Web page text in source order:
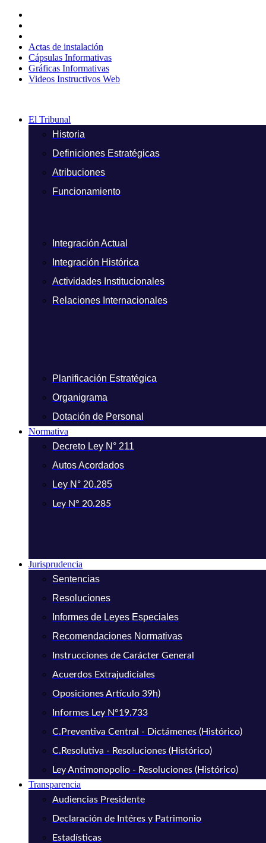
contenido
Actas de instalación
Cápsulas Informativas
Gráficas Informativas
Videos Instructivos Web
El Tribunal
Historia
Definiciones Estratégicas
Atribuciones
Funcionamiento
Integración Actual
Integración Histórica
Actividades Institucionales
Relaciones Internacionales
Planificación Estratégica
Organigrama
Dotación de Personal
Normativa
Decreto Ley N° 211
Autos Acordados
Ley N° 20.285
Ley N° 20.285
Jurisprudencia
Sentencias
Resoluciones
Informes de Leyes Especiales
Recomendaciones Normativas
Instrucciones de Carácter General
Acuerdos Extrajudiciales
Oposiciones Artículo 39h)
Informes Ley N°19.733
C.Preventiva Central - Dictámenes (Histórico)
C.Resolutiva - Resoluciones (Histórico)
Ley Antimonopolio - Resoluciones (Histórico)
Transparencia
Audiencias Presidente
Declaración de Intéres y Patrimonio
Estadísticas